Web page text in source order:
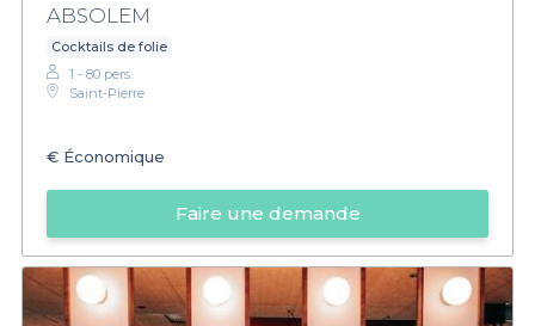
ABSOLEM
Cocktails de folie
1 - 80 pers.
Saint-Pierre
€ Économique
Faire une demande